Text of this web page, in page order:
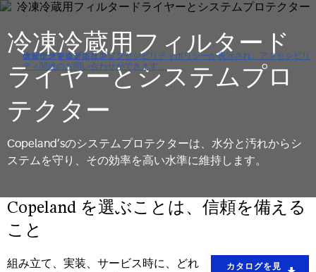
クリックすると当社のアクセシビリティポリシーが表示され、アクセシビリ
ティ関連のお問い合わせができます。
ナビゲーションにスキップ
コンテンツにスキップ
検索にスキップ
冷凍冷蔵用フィルタード
ライヤーとシステムプロ
テクター
Copeland’sのシステムプロテクターは、水分と汚れからシ
ステムを守り、その効率を高い水準に維持します。
Copeland を選ぶことは、信頼を備える
こと
組み立て、実装、サービス時に、どれ
カタログを見